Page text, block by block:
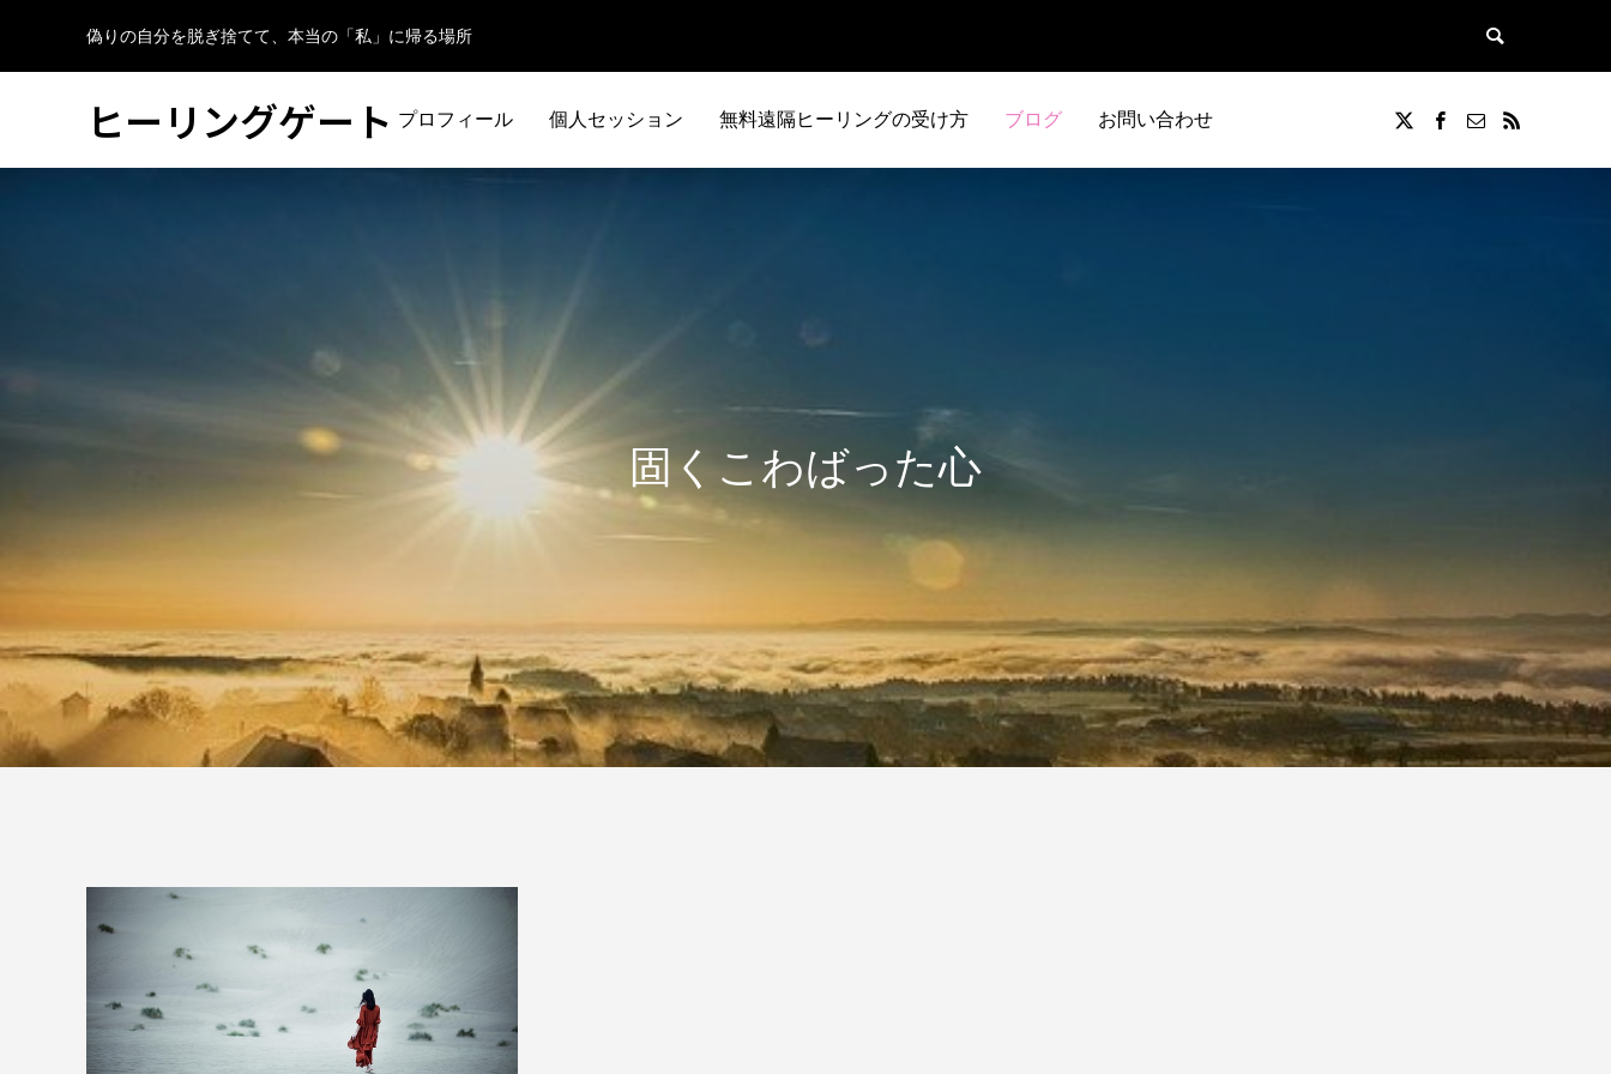
偽りの自分を脱ぎ捨てて、本当の「私」に帰る場所
ヒーリングゲート プロフィール 個人セッション 無料遠隔ヒーリングの受け方 ブログ お問い合わせ
固くこわばった心